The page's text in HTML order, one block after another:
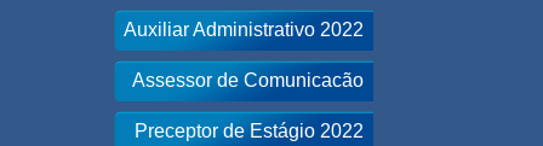
Auxiliar Administrativo 2022
Assessor de Comunicacão
Preceptor de Estágio 2022